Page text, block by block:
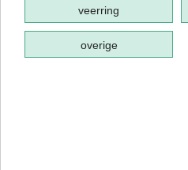
veerring
overige